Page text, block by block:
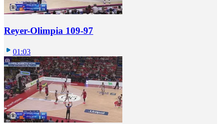
Reyer-Olimpia 109-97
01:03